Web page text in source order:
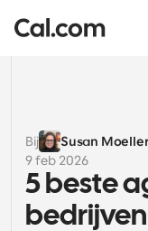
Oplossingen
Op teamgrootte
Voor
Persoonlijke
Enterprise
Bij Susan
9 feb 2026
5 beste